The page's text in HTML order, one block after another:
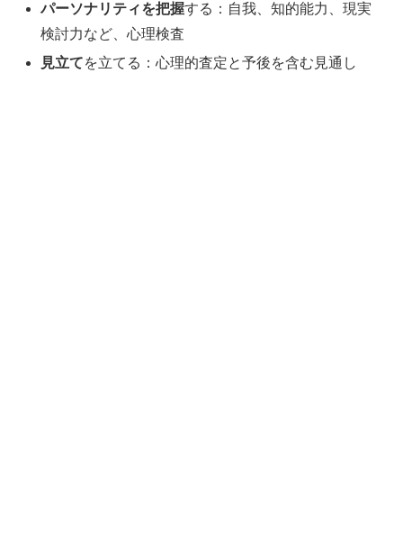
パーソナリティを把握する：自我、知的能力、現実
検討力など、心理検査
見立てを立てる：心理的査定と予後を含む見通し